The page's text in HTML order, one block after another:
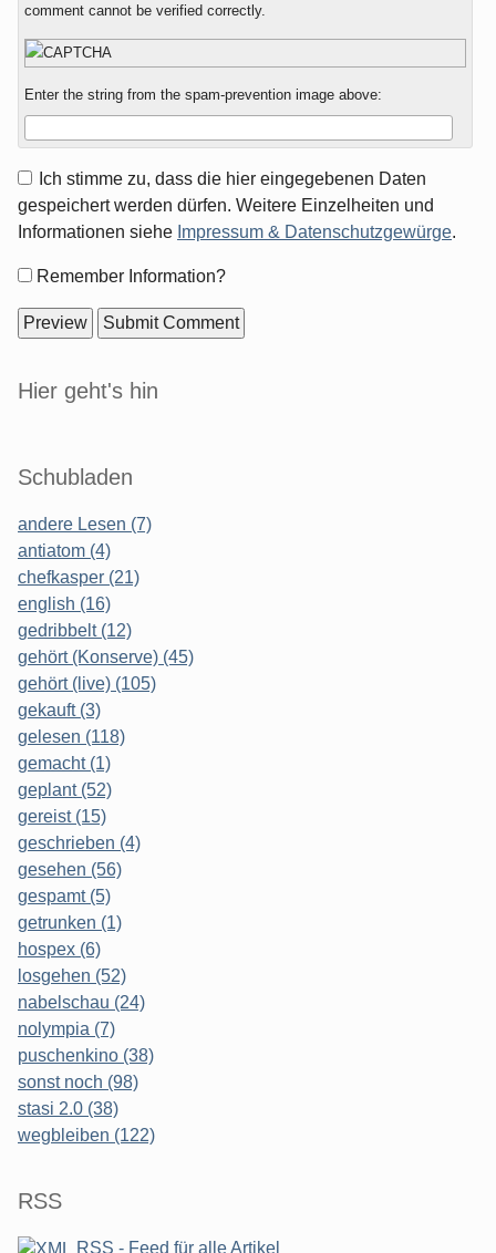
comment cannot be verified correctly.
Enter the string from the spam-prevention image above:
Ich stimme zu, dass die hier eingegebenen Daten
gespeichert werden dürfen. Weitere Einzelheiten und
Informationen siehe Impressum & Datenschutzgewürge.
FormRemember Information?
Sidebar
Hier geht's hin
Schubladen
andere Lesen (7)
antiatom (4)
chefkasper (21)
english (16)
gedribbelt (12)
gehört (Konserve) (45)
gehört (live) (105)
gekauft (3)
gelesen (118)
gemacht (1)
geplant (52)
gereist (15)
geschrieben (4)
gesehen (56)
gespamt (5)
getrunken (1)
hospex (6)
losgehen (52)
nabelschau (24)
nolympia (7)
puschenkino (38)
sonst noch (98)
stasi 2.0 (38)
wegbleiben (122)
RSS
RSS - Feed für alle Artikel